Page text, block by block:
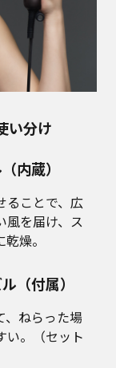
い分け
内蔵）
ることで、広
風を届け、ス
燥。
（付属）
、ねらった場
い。（セット